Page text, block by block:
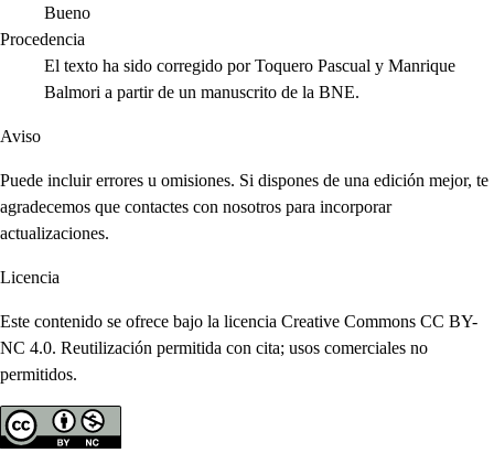
Bueno
Procedencia
El texto ha sido corregido por Toquero Pascual y Manrique
Balmori a partir de un manuscrito de la BNE.
Aviso
Puede incluir errores u omisiones. Si dispones de una edición mejor, te
agradecemos que contactes con nosotros para incorporar
actualizaciones.
Licencia
Este contenido se ofrece bajo la licencia Creative Commons CC BY-
NC 4.0. Reutilización permitida con cita; usos comerciales no
permitidos.